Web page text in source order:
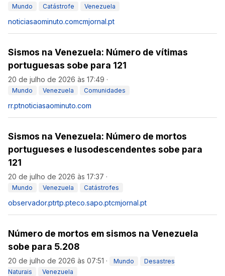
Mundo Catástrofe Venezuela
noticiasaominuto.comcmjornal.pt
Sismos na Venezuela: Número de vítimas
portuguesas sobe para 121
20 de julho de 2026 às 17:49 ·
Mundo Venezuela Comunidades
rr.ptnoticiasaominuto.com
Sismos na Venezuela: Número de mortos
portugueses e lusodescendentes sobe para
121
20 de julho de 2026 às 17:37 ·
Mundo Venezuela Catástrofes
observador.ptrtp.pteco.sapo.ptcmjornal.pt
Número de mortos em sismos na Venezuela
sobe para 5.208
20 de julho de 2026 às 07:51 · Mundo
Desastres
Naturais
Venezuela